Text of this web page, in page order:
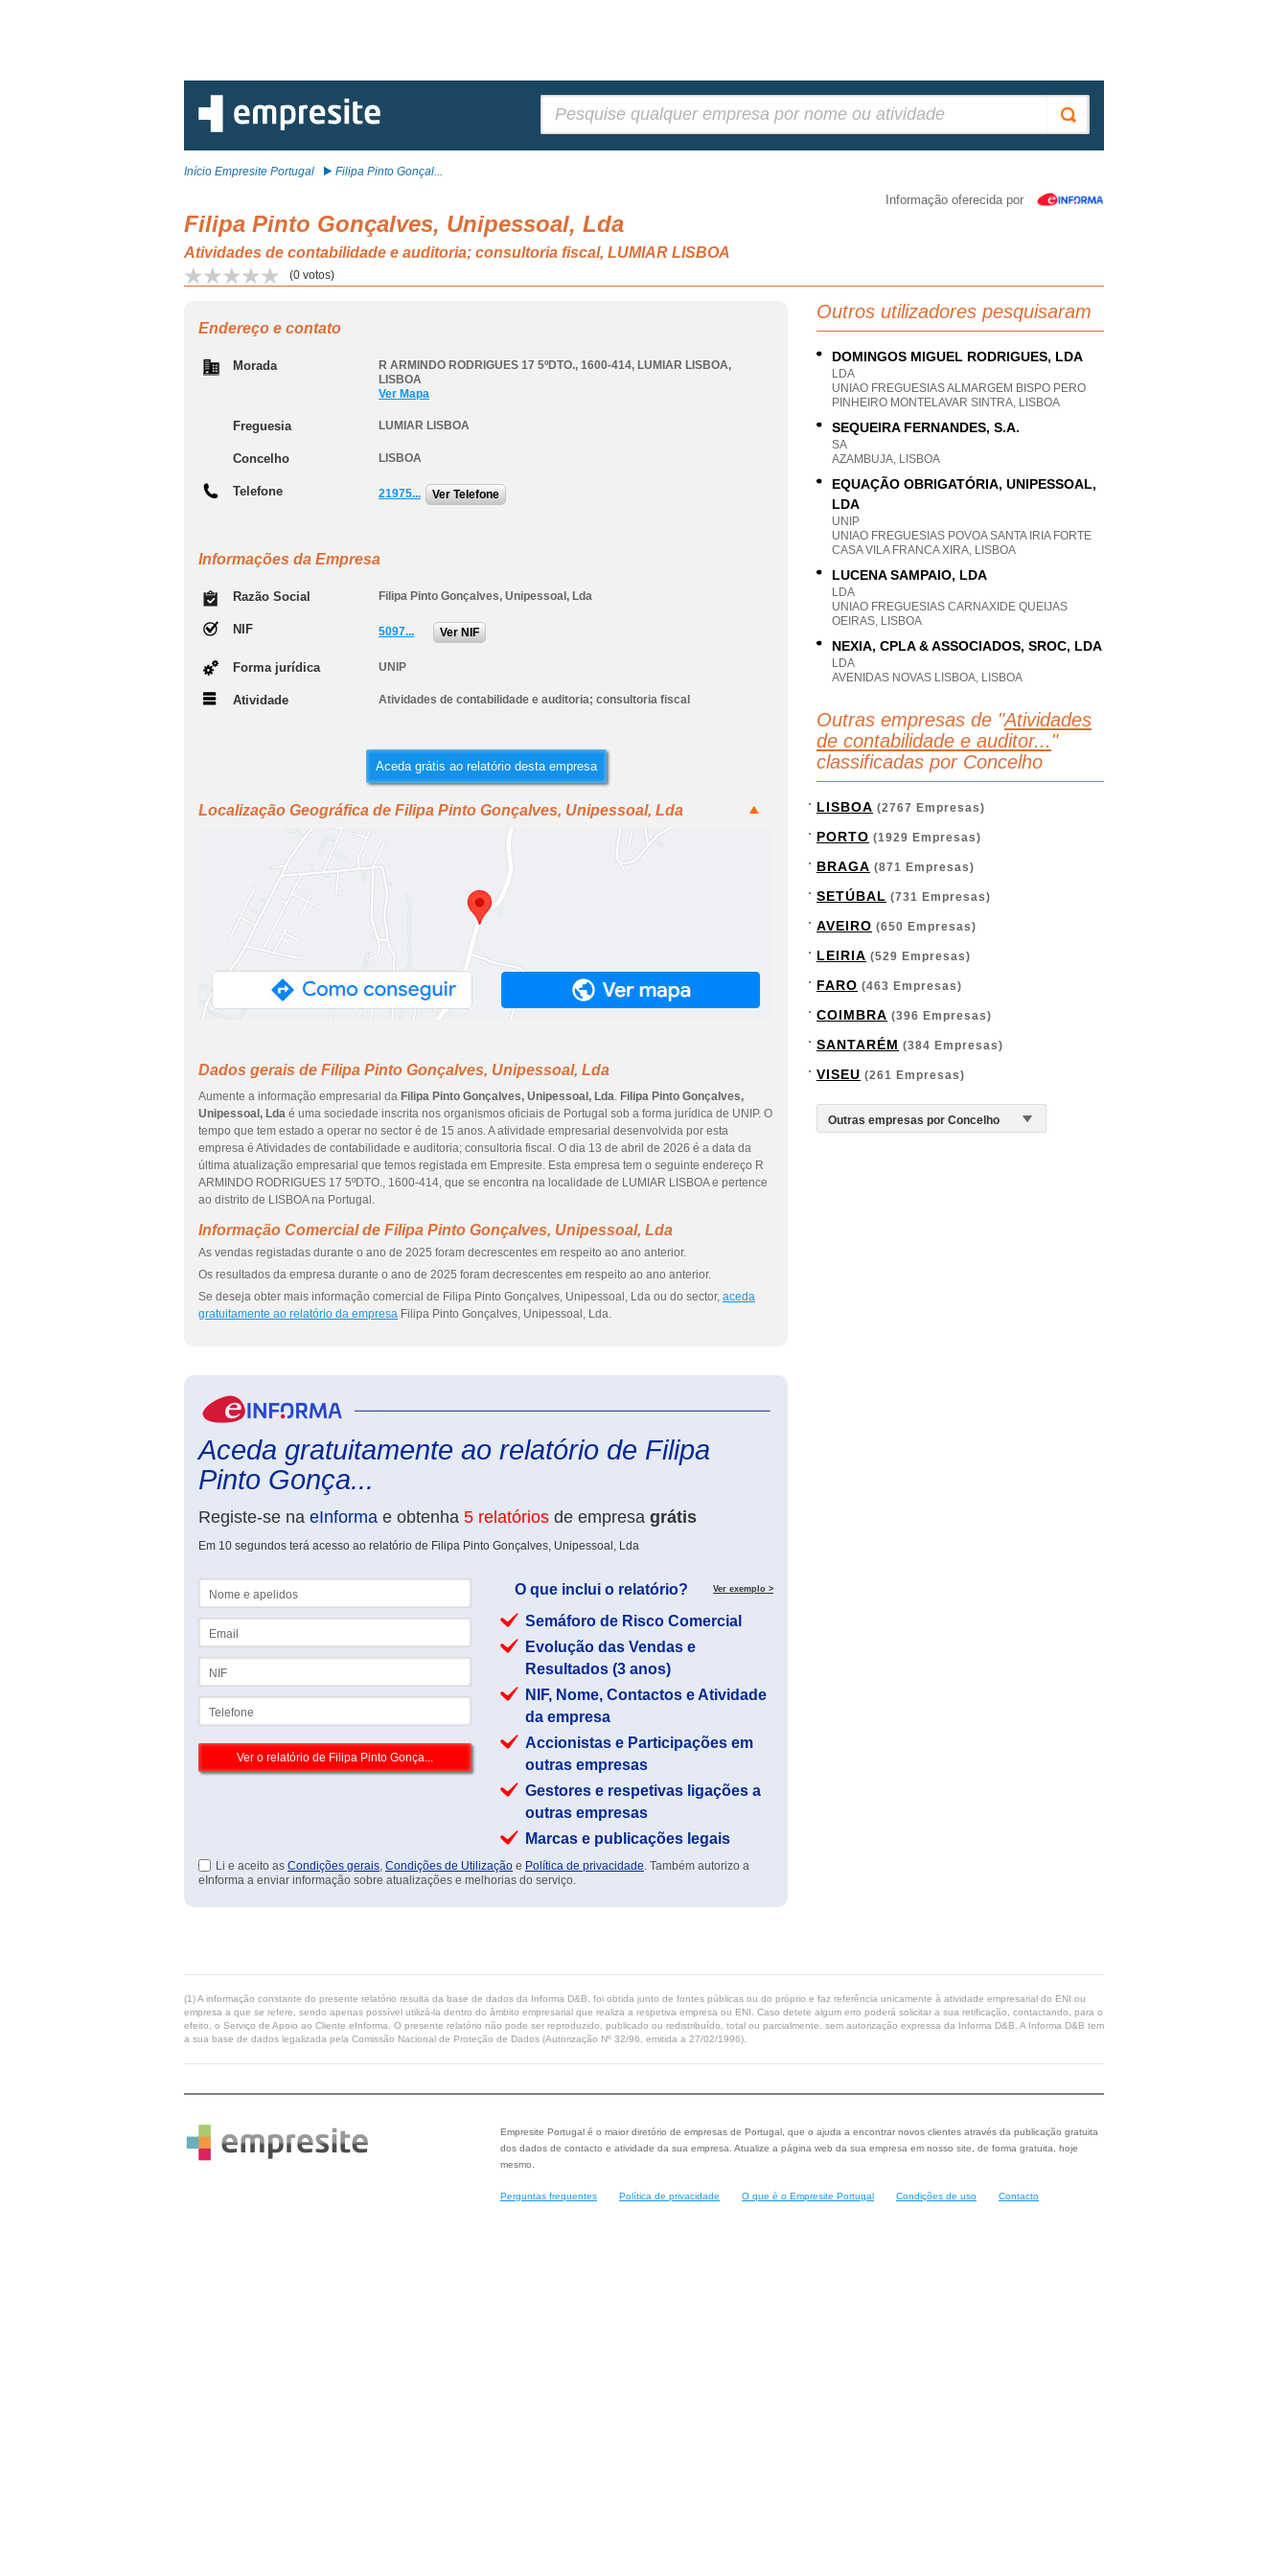
Início Empresite Portugal Filipa Pinto Gonçal...
Informação oferecida por
Filipa Pinto Gonçalves, Unipessoal, Lda
Atividades de contabilidade e auditoria; consultoria fiscal, LUMIAR LISBOA
(0 votos)
Endereço e contato
Morada R ARMINDO RODRIGUES 17 5ºDTO., 1600-414, LUMIAR LISBOA,
LISBOA
Ver Mapa
Freguesia LUMIAR LISBOA
Concelho LISBOA
Telefone 21975... Ver Telefone
Informações da Empresa
Razão Social Filipa Pinto Gonçalves, Unipessoal, Lda
NIF 5097... Ver NIF
Forma jurídica UNIP
Atividade Atividades de contabilidade e auditoria; consultoria fiscal
Aceda grátis ao relatório desta empresa
Localização Geográfica de Filipa Pinto Gonçalves, Unipessoal, Lda
Dados gerais de Filipa Pinto Gonçalves, Unipessoal, Lda
Aumente a informação empresarial da Filipa Pinto Gonçalves, Unipessoal, Lda. Filipa Pinto Gonçalves,
Unipessoal, Lda é uma sociedade inscrita nos organismos oficiais de Portugal sob a forma jurídica de UNIP. O
tempo que tem estado a operar no sector é de 15 anos. A atividade empresarial desenvolvida por esta
empresa é Atividades de contabilidade e auditoria; consultoria fiscal. O dia 13 de abril de 2026 é a data da
última atualização empresarial que temos registada em Empresite. Esta empresa tem o seguinte endereço R
ARMINDO RODRIGUES 17 5ºDTO., 1600-414, que se encontra na localidade de LUMIAR LISBOA e pertence
ao distrito de LISBOA na Portugal.
Informação Comercial de Filipa Pinto Gonçalves, Unipessoal, Lda
As vendas registadas durante o ano de 2025 foram decrescentes em respeito ao ano anterior.
Os resultados da empresa durante o ano de 2025 foram decrescentes em respeito ao ano anterior.
Se deseja obter mais informação comercial de Filipa Pinto Gonçalves, Unipessoal, Lda ou do sector, aceda
gratuitamente ao relatório da empresa Filipa Pinto Gonçalves, Unipessoal, Lda.
Aceda gratuitamente ao relatório de Filipa
Pinto Gonça...
Registe-se na eInforma e obtenha 5 relatórios de empresa grátis
Em 10 segundos terá acesso ao relatório de Filipa Pinto Gonçalves, Unipessoal, Lda
O que inclui o relatório? Ver exemplo >
Semáforo de Risco Comercial
Evolução das Vendas e
Resultados (3 anos)
NIF, Nome, Contactos e Atividade
da empresa
Accionistas e Participações em
outras empresas
Gestores e respetivas ligações a
outras empresas
Marcas e publicações legais
Li e aceito as Condições gerais, Condições de Utilização e Política de privacidade. Também autorizo a
eInforma a enviar informação sobre atualizações e melhorias do serviço.
Outros utilizadores pesquisaram
DOMINGOS MIGUEL RODRIGUES, LDA
LDA
UNIAO FREGUESIAS ALMARGEM BISPO PERO
PINHEIRO MONTELAVAR SINTRA, LISBOA
SEQUEIRA FERNANDES, S.A.
SA
AZAMBUJA, LISBOA
EQUAÇÃO OBRIGATÓRIA, UNIPESSOAL,
LDA
UNIP
UNIAO FREGUESIAS POVOA SANTA IRIA FORTE
CASA VILA FRANCA XIRA, LISBOA
LUCENA SAMPAIO, LDA
LDA
UNIAO FREGUESIAS CARNAXIDE QUEIJAS
OEIRAS, LISBOA
NEXIA, CPLA & ASSOCIADOS, SROC, LDA
LDA
AVENIDAS NOVAS LISBOA, LISBOA
Outras empresas de "Atividades
de contabilidade e auditor... "
classificadas por Concelho
LISBOA (2767 Empresas)
PORTO (1929 Empresas)
BRAGA (871 Empresas)
SETÚBAL (731 Empresas)
AVEIRO (650 Empresas)
LEIRIA (529 Empresas)
FARO (463 Empresas)
COIMBRA (396 Empresas)
SANTARÉM (384 Empresas)
VISEU (261 Empresas)
(1) A informação constante do presente relatório resulta da base de dados da Informa D&B, foi obtida junto de fontes públicas ou do próprio e faz referência unicamente à atividade empresarial do ENI ou
empresa a que se refere, sendo apenas possível utilizá-la dentro do âmbito empresarial que realiza a respetiva empresa ou ENI. Caso detete algum erro poderá solicitar a sua retificação, contactando, para o
efeito, o Serviço de Apoio ao Cliente eInforma. O presente relatório não pode ser reproduzido, publicado ou redistribuído, total ou parcialmente, sem autorização expressa da Informa D&B. A Informa D&B tem
a sua base de dados legalizada pela Comissão Nacional de Proteção de Dados (Autorização Nº 32/96, emitida a 27/02/1996).
Empresite Portugal é o maior diretório de empresas de Portugal, que o ajuda a encontrar novos clientes através da publicação gratuita
dos dados de contacto e atividade da sua empresa. Atualize a página web da sua empresa em nosso site, de forma gratuita, hoje
mesmo.
Perguntas frequentes Política de privacidade O que é o Empresite Portugal Condições de uso Contacto